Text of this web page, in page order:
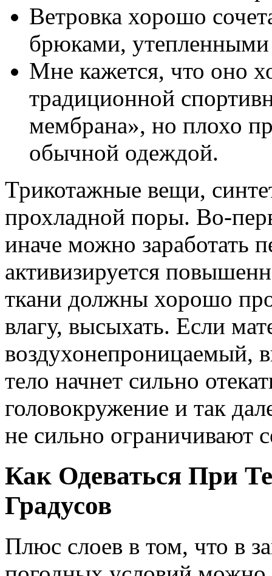
Ветровка хорошо
брюками, утепленными
Мне кажется, что оно
традиционной
мембрана», но плохо
обычной одеждой.
Трикотажные вещи,
прохладной поры. Во-
иначе можно заработать
активизируется
ткани должны хорошо
влагу, высыхать. Если
воздухонепроницаемый,
тело начнет сильно
головокружение и так
не сильно ограничивают
Как Одеваться При
Градусов
Плюс слоев в том, что в